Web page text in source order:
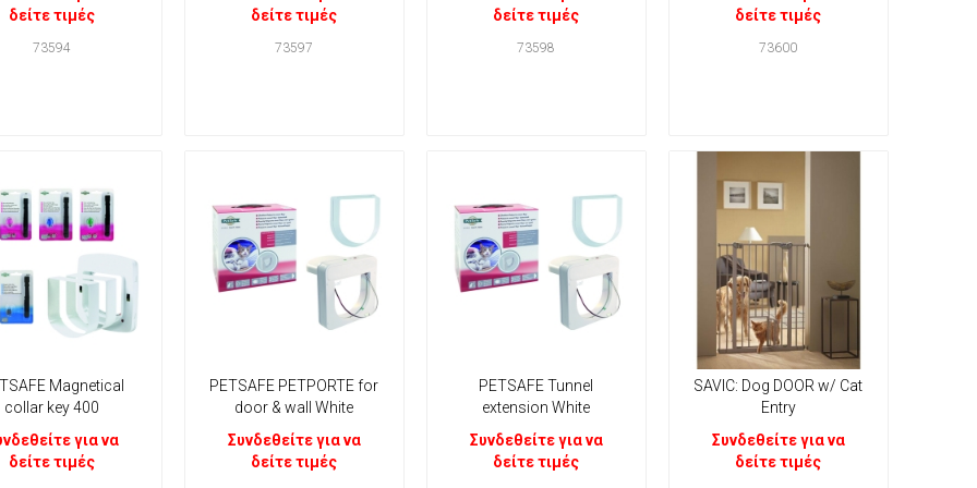
δείτε τιμές
73594
δείτε τιμές
73597
δείτε τιμές
73598
δείτε τιμές
73600
Magnetical
collar key 400
για να
δείτε τιμές
PETSAFE PETPORTE for
door & wall White
Συνδεθείτε για να
δείτε τιμές
PETSAFE Tunnel
extension White
Συνδεθείτε για να
δείτε τιμές
SAVIC: Dog DOOR w/ Cat
Entry
Συνδεθείτε για να
δείτε τιμές